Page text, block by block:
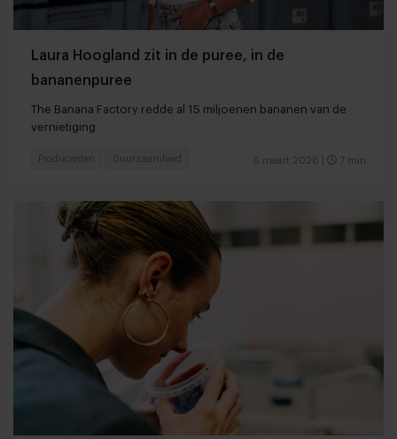
Laura Hoogland zit in de puree, in de
bananenpuree
The Banana Factory redde al 15 miljoenen bananen van de
vernietiging
6 maart 2026 7 min
Producenten Duurzaamheid